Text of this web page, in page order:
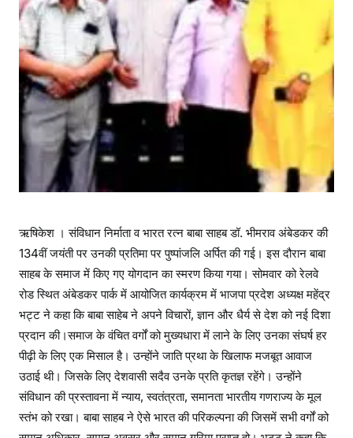
ऋषिकेश । संविधान निर्माता व भारत रत्न बाबा साहब डॉ. भीमराव अंबेडकर की
134वीं जयंती पर उनकी प्रतिमा पर पुष्पांजलि अर्पित की गई। इस दौरान बाबा
साहब के समाज में किए गए योगदान का स्मरण किया गया। सोमवार को रेलवे
रोड स्थित अंबेडकर पार्क में आयोजित कार्यक्रम में भाजपा प्रदेश अध्यक्ष महेंद्र
भट्ट ने कहा कि बाबा साहेब ने अपने विचारों, ज्ञान और धैर्य से देश को नई दिशा
प्रदान की।समाज के वंचित वर्गों को मुख्यधारा में लाने के लिए उनका संघर्ष हर
पीढ़ी के लिए एक मिसाल है। उन्होंने जाति प्रथा के खिलाफ मजबूत आवाज
उठाई थी। जिसके लिए देशवासी सदैव उनके प्रति कृतज्ञ रहेंगे। उन्होंने
संविधान की प्रस्तावना में न्याय, स्वतंत्रता, समानता भारतीय गणराज्य के मूल
स्तंभ को रखा। बाबा साहब ने ऐसे भारत की परिकल्पना की जिसमें सभी वर्गों को